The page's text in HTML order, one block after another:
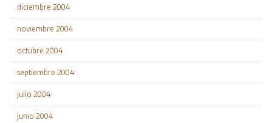
diciembre 2004
noviembre 2004
octubre 2004
septiembre 2004
julio 2004
junio 2004